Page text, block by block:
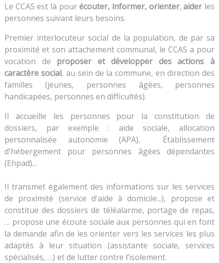
Le CCAS est là pourécouter, informer, orienter,aider les
personnes suivant leurs besoins.
Premier interlocuteur social de la population, de par sa
proximité et son attachement communal, le CCAS a pour
vocation de proposer et développer des actions à
caractère social, au sein de la commune, en direction des
familles (jeunes, personnes âgées, personnes
handicapées, personnes en difficultés).
Il accueille les personnes pour la constitution de
dossiers, par exemple : aide sociale, allocation
personnalisée autonomie (APA), Établissement
d'hébergement pour personnes âgées dépendantes
(Ehpad)...
Il transmet également des informations sur les services
de proximité (service d'aide à domicile...), propose et
constitue des dossiers de téléalarme, portage de repas,
… propose une écoute sociale aux personnes qui en font
la demande afin de les orienter vers les services les plus
adaptés à leur situation (assistante sociale, services
spécialisés, …) et de lutter contre l’isolement.